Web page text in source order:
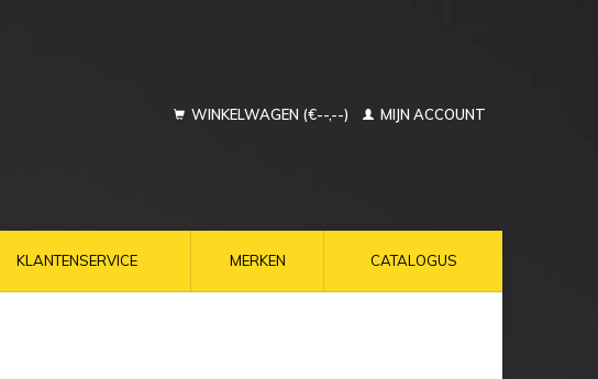
WINKELWAGEN (€--,--) MIJN ACCOUNT
KLANTENSERVICE MERKEN CATALOGUS